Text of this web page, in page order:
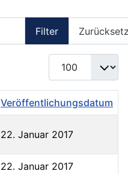
Filter
Anzeige #
Veröffentlichungsdatum
22. Januar 2017
22. Januar 2017